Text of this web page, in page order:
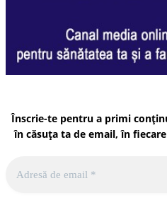
Înscrie-te pentru a primi
în căsuța ta de email, în fiecare